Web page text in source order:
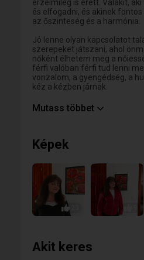
érzelmileg is érett. Valakit,
és elfogadni, és akinek
az őszinteség és a harmónia.
Jó lenne olyan kapcsolatot
szerepeket játszani, ahol
nőként élhetem meg a
férfi valóban férfi tud lenni
vonzalom, a gyengédség, a
kéz a kézben járnak.
Hiszem, hogy nem a kor
Mutass többet
Képek
Akit keres